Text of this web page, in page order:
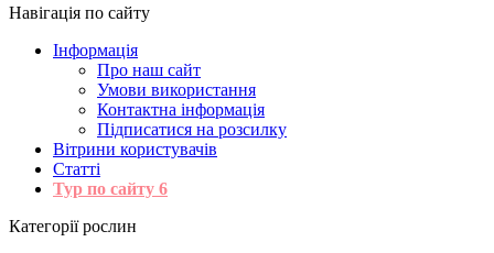
Навігація по сайту
Інформація
Про наш сайт
Умови використання
Контактна інформація
Підписатися на розсилку
Вітрини користувачів
Статті
Тур по сайту 6
Категорії рослин